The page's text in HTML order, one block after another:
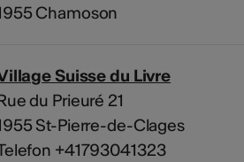
Chamoson
Suisse du Livre
du Prieuré 21
St-Pierre-de-Clages
+41793041323